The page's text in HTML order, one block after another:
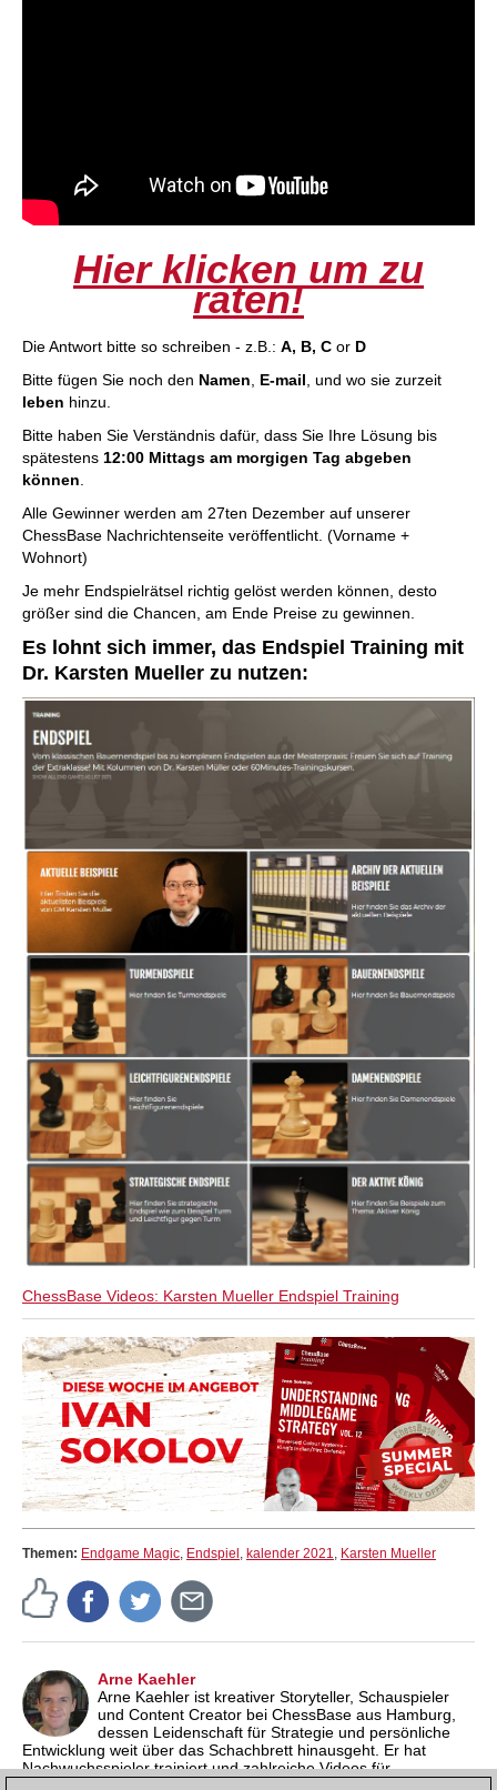
Hier klicken um zu
raten!
Die Antwort bitte so schreiben - z.B.: A, B, C or D
Bitte fügen Sie noch den Namen E-mail , und wo sie zurzeit
leben hinzu.
Bitte haben Sie Verständnis dafür, dass Sie Ihre Lösung bis
spätestens 12:00 Mittags am morgigen Tag abgeben
können
Alle Gewinner werden am 27ten Dezember auf unserer
ChessBase Nachrichtenseite veröffentlicht. (Vorname +
Wohnort)
Je mehr Endspielrätsel richtig gelöst werden können, desto
größer sind die Chancen, am Ende Preise zu gewinnen.
Es lohnt sich immer, das Endspiel Training mit
Dr. Karsten Mueller zu nutzen:
ChessBase Videos: Karsten Mueller Endspiel Training
Themen: Endgame Magic Endspiel kalender 2021 Karsten Mueller
Arne Kaehler
Arne Kaehler ist kreativer Storyteller, Schauspieler
und Content Creator bei ChessBase aus Hamburg,
dessen Leidenschaft für Strategie und persönliche
Entwicklung weit über das Schachbrett hinausgeht. Er hat
Nachwuchsspieler trainiert und zahlreiche Videos für